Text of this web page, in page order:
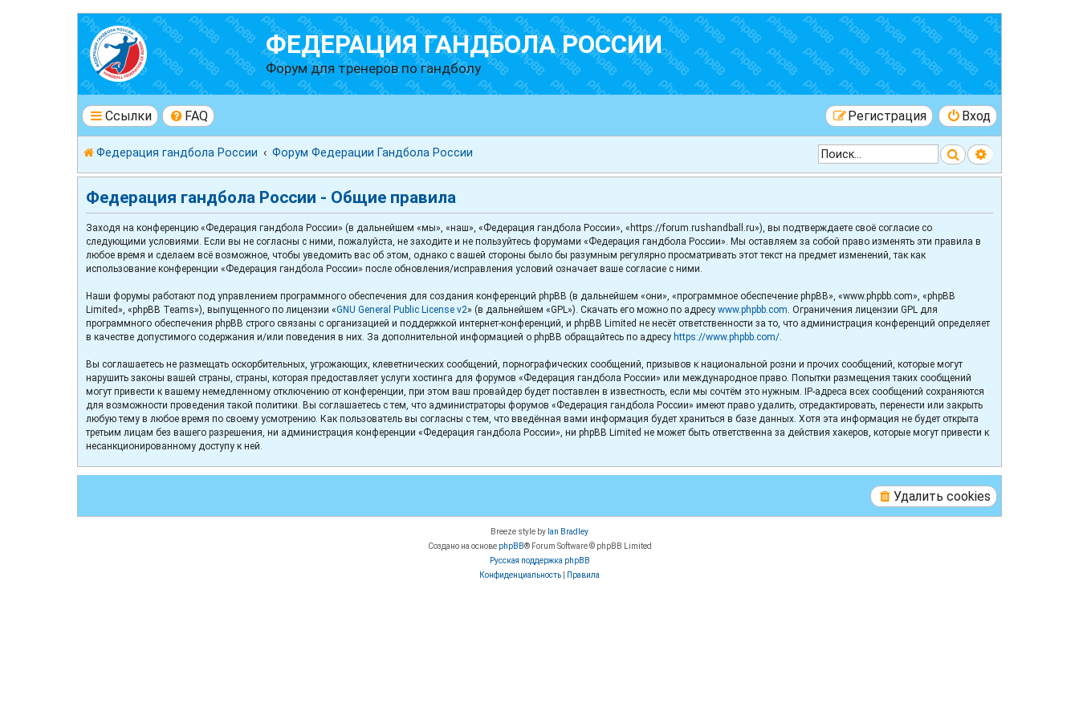
ФЕДЕРАЦИЯ ГАНДБОЛА РОССИИ
Форум для тренеров по гандболу
Ссылки FAQ Вход
Регистрация
Федерация гандбола России Форум Федерации Гандбола России ПоискРасширенный
Федерация гандбола России - Общие правила
Заходя на конференцию «Федерация гандбола России» (в дальнейшем «мы», «наш», «Федерация гандбола России», «https://forum.rushandball.ru»), вы подтверждаете своё согласие со
следующими условиями. Если вы не согласны с ними, пожалуйста, не заходите и не пользуйтесь форумами «Федерация гандбола России». Мы оставляем за собой право изменять эти правила в
любое время и сделаем всё возможное, чтобы уведомить вас об этом, однако с вашей стороны было бы разумным регулярно просматривать этот текст на предмет изменений, так как
использование конференции «Федерация гандбола России» после обновления/исправления условий означает ваше согласие с ними.
Наши форумы работают под управлением программного обеспечения для создания конференций phpBB (в дальнейшем «они», «программное обеспечение phpBB», «www.phpbb.com», «phpBB
Limited», «phpBB Teams»), выпущенного по лицензии «GNU General Public License v2» (в дальнейшем «GPL»). Скачать его можно по адресу www.phpbb.com. Ограничения лицензии GPL для
программного обеспечения phpBB строго связаны с организацией и поддержкой интернет-конференций, и phpBB Limited не несёт ответственности за то, что администрация конференций определяет
в качестве допустимого содержания и/или поведения в них. За дополнительной информацией о phpBB обращайтесь по адресу https://www.phpbb.com/.
Вы соглашаетесь не размещать оскорбительных, угрожающих, клеветнических сообщений, порнографических сообщений, призывов к национальной розни и прочих сообщений, которые могут
нарушить законы вашей страны, страны, которая предоставляет услуги хостинга для форумов «Федерация гандбола России» или международное право. Попытки размещения таких сообщений
могут привести к вашему немедленному отключению от конференции, при этом ваш провайдер будет поставлен в известность, если мы сочтём это нужным. IP-адреса всех сообщений сохраняются
для возможности проведения такой политики. Вы соглашаетесь с тем, что администраторы форумов «Федерация гандбола России» имеют право удалить, отредактировать, перенести или закрыть
любую тему в любое время по своему усмотрению. Как пользователь вы согласны с тем, что введённая вами информация будет храниться в базе данных. Хотя эта информация не будет открыта
третьим лицам без вашего разрешения, ни администрация конференции «Федерация гандбола России», ни phpBB Limited не может быть ответственна за действия хакеров, которые могут привести к
несанкционированному доступу к ней.
Удалить cookies
Breeze style by Ian Bradley
Создано на основе phpBB® Forum Software © phpBB Limited
Русская поддержка phpBB
Конфиденциальность
Правила